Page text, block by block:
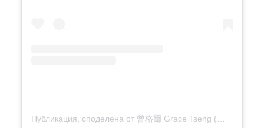
Публикация, споделена от 曾格爾 Grace Tseng (@gracetseng_taiwan)